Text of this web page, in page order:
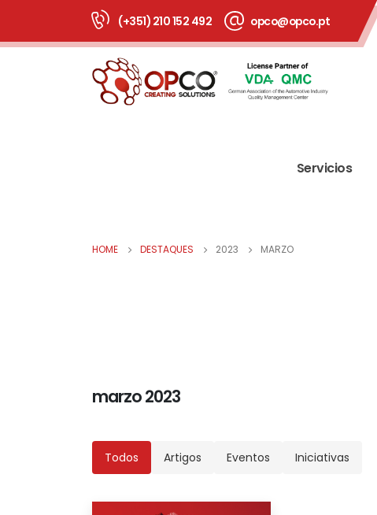
(+351) 210 152 492 opco@opco.pt
Servicios
HOME DESTAQUES 2023 MARZO
marzo 2023
Todos Artigos Eventos Iniciativas